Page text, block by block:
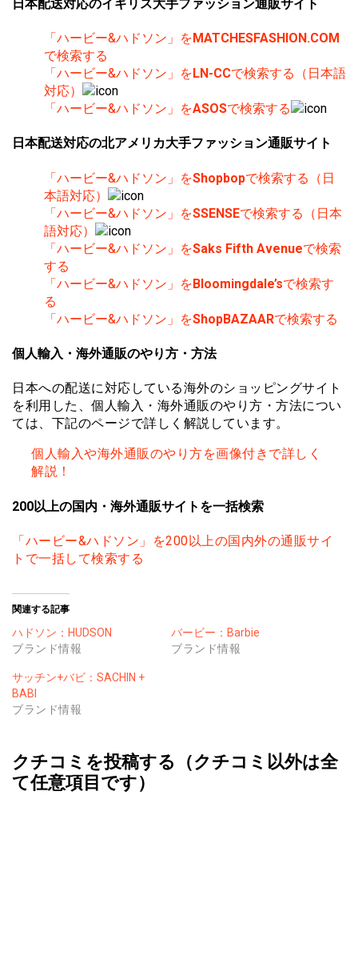
日本配送対応のイギリス大手ファッション通販サイト
「ハービー&ハドソン」を MATCHESFASHION.COM
で検索する
「ハービー&ハドソン」を LN-CCで検索する（日本語
対応）
「ハービー&ハドソン」をASOSで検索する
日本配送対応の北アメリカ大手ファッション通販サイト
「ハービー&ハドソン」をShopbopで検索する（日
本語対応）
「ハービー&ハドソン」をSSENSEで検索する（日本
語対応）
「ハービー&ハドソン」をSaks Fifth Avenueで検索
する
「ハービー&ハドソン」をBloomingdale’sで検索す
る
「ハービー&ハドソン」をShopBAZAARで検索する
個人輸入・海外通販のやり方・方法
日本への配送に対応している海外のショッピングサイト
を利用した、個人輸入・海外通販のやり方・方法につい
ては、下記のページで詳しく解説しています。
個人輸入や海外通販のやり方を画像付きで詳しく
解説！
200以上の国内・海外通販サイトを一括検索
「ハービー&ハドソン」を200以上の国内外の通販サイ
トで一括して検索する
関連する記事
ハドソン：HUDSON
ブランド情報
バービー：Barbie
ブランド情報
サッチン+バビ：SACHIN +
BABI
ブランド情報
クチコミを投稿する（クチコミ以外は全
て任意項目です）